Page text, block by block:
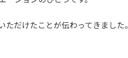
だけたことが伝わってきました。